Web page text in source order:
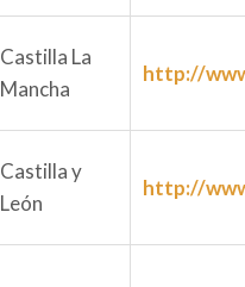
Castilla La
Mancha
http://
Castilla y
León
http://